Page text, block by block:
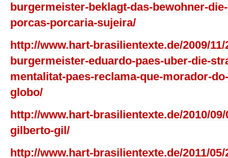
burgermeister-beklagt-das-bewohner-
porcas-porcaria-sujeira/
http://www.hart-brasilientexte.de/2009/
burgermeister-eduardo-paes-uber-die-
mentalitat-paes-reclama-que-morador-
globo/
http://www.hart-brasilientexte.de/2010/
gilberto-gil/
http://www.hart-brasilientexte.de/2011/